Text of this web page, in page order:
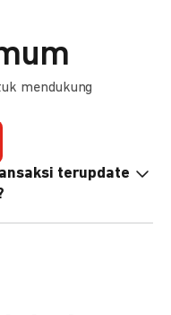
mendukung
terupdate